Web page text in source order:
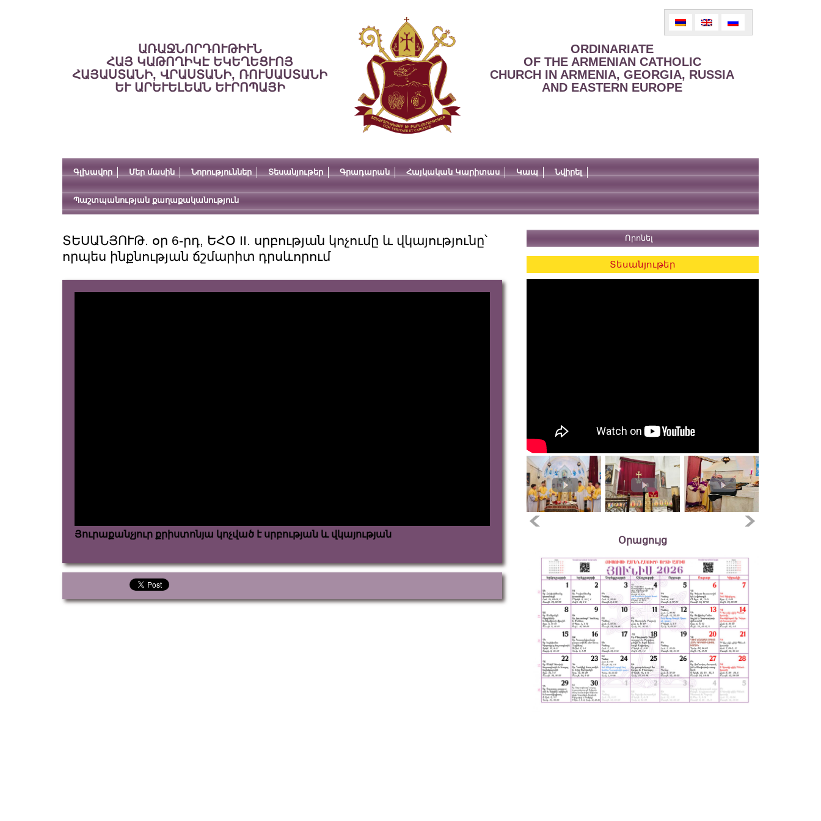
ԱՌԱՋՆՈՐԴՈՒԹԻՒՆ
ՀԱՅ ԿԱԹՈՂԻԿԷ ԵԿԵՂԵՑՒՈՅ
ՀԱՅԱՍՏԱՆԻ, ՎՐԱՍՏԱՆԻ, ՌՈՒՍԱՍՏԱՆԻ
ԵՒ ԱՐԵՒԵԼԵԱՆ ԵՒՐՈՊԱՅԻ
ORDINARIATE
OF THE ARMENIAN CATHOLIC
CHURCH IN ARMENIA, GEORGIA, RUSSIA
AND EASTERN EUROPE
Գլխավոր Մեր մասին Նորություններ Տեսանյութեր Գրադարան Հայկական Կարիտաս Կապ Նվիրել
Պաշտպանության քաղաքականություն
ՏԵՍԱՆՅՈՒԹ. օր 6-րդ, ԵՀՕ II. սրբության կոչումը և վկայությունը՝
որպես ինքնության ճշմարիտ դրսևորում
Յուրաքանչյուր քրիստոնյա կոչված է սրբության և վկայության
Տեսանյութեր
Օրացույց